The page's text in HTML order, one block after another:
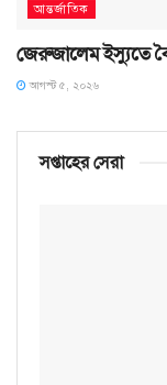
আন্তর্জাতিক
জেরুজালেম ইস্যুতে
আগস্ট ৫, ২০২৬
সপ্তাহের সেরা